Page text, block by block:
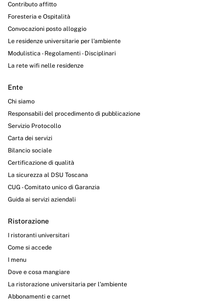
Contributo affitto
Foresteria e Ospitalità
Convocazioni posto alloggio
Le residenze universitarie per l’ambiente
Modulistica - Regolamenti - Disciplinari
La rete wifi nelle residenze
Ente
Chi siamo
Responsabili del procedimento di pubblicazione
Servizio Protocollo
Carta dei servizi
Bilancio sociale
Certificazione di qualità
La sicurezza al DSU Toscana
CUG - Comitato unico di Garanzia
Guida ai servizi aziendali
Ristorazione
I ristoranti universitari
Come si accede
I menu
Dove e cosa mangiare
La ristorazione universitaria per l’ambiente
Abbonamenti e carnet